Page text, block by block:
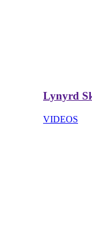
Lynyrd
VIDEOS